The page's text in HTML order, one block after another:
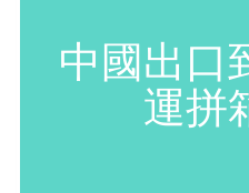
中國出口
運拼